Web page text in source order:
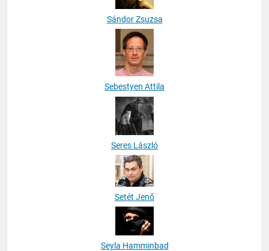
Sándor Zsuzsa
Sebestyen Attila
Seres László
Setét Jenő
Seyla Hamminbad